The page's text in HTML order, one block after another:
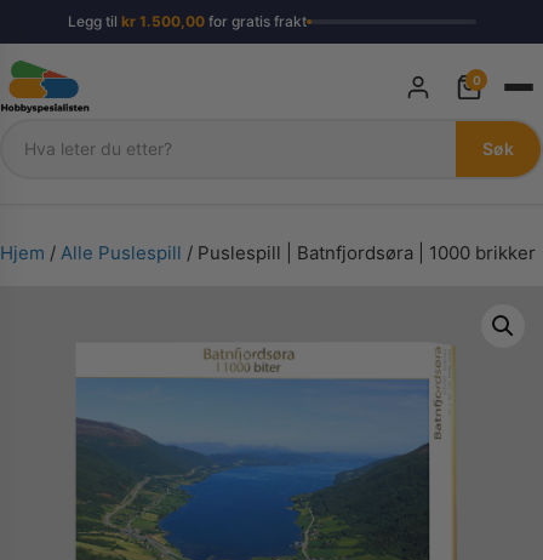
Legg til kr1.500,00for gratis frakt
Søk
Søk
0
Hjem / Alle Puslespill / Puslespill | Batnfjordsøra | 1000 brikker